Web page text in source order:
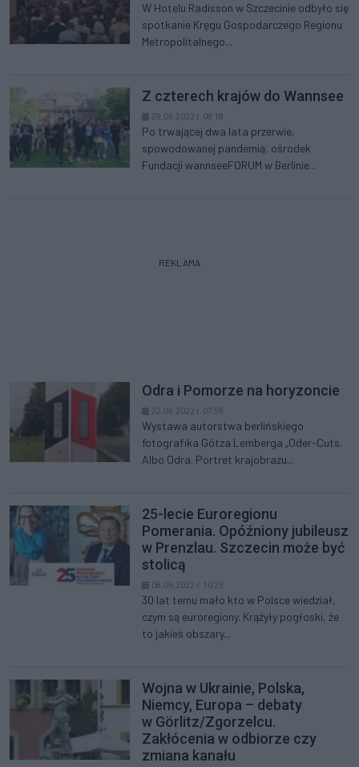
W Hotelu Radisson w Szczecinie odbyło się
spotkanie Kręgu Gospodarczego Regionu
Metropolitalnego...
Z czterech krajów do Wannsee
29.06.2022 r. 08:18
Po trwającej dwa lata przerwie,
spowodowanej pandemią, ośrodek
Fundacji wannseeFORUM w Berlinie...
REKLAMA
Odra i Pomorze na horyzoncie
22.06.2022 r. 07:59
Wystawa autorstwa berlińskiego
fotografika Götza Lemberga „Oder-Cuts.
Albo Odra. Portret krajobrazu...
25-lecie Euroregionu
Pomerania. Opóźniony jubileusz
w Prenzlau. Szczecin może być
stolicą
08.06.2022 r. 10:29
30 lat temu mało kto w Polsce wiedział,
czym są euroregiony. Krążyły pogłoski, że
to jakieś obszary...
Wojna w Ukrainie, Polska,
Niemcy, Europa – debaty
w Görlitz/Zgorzelcu.
Zakłócenia w odbiorze czy
zmiana kanału